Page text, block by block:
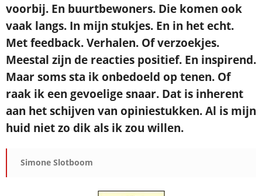
voorbij. En buurtbewoners. Die komen ook
vaak langs. In mijn stukjes. En in het echt.
Met feedback. Verhalen. Of verzoekjes.
Meestal zijn de reacties positief. En inspirend.
Maar soms sta ik onbedoeld op tenen. Of
raak ik een gevoelige snaar. Dat is inherent
aan het schijven van opiniestukken. Al is mijn
huid niet zo dik als ik zou willen.
Simone Slotboom